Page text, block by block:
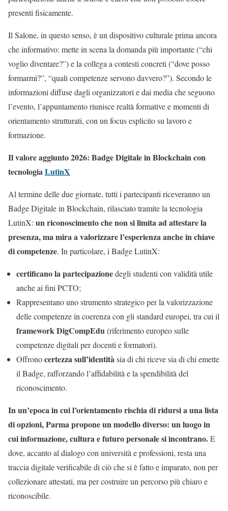
presenti fisicamente.
Il Salone, in questo senso, è un dispositivo culturale prima ancora
che informativo: mette in scena la domanda più importante (“chi
voglio diventare?”) e la collega a contesti concreti (“dove posso
formarmi?”, “quali competenze servono davvero?”). Secondo le
informazioni diffuse dagli organizzatori e dai media che seguono
l’evento, l’appuntamento riunisce realtà formative e momenti di
orientamento strutturati, con un focus esplicito su lavoro e
formazione.
Il valore aggiunto 2026: Badge Digitale in Blockchain con
tecnologiaLutinX
Al termine delle due giornate, tutti i partecipanti riceveranno un
Badge Digitale in Blockchain, rilasciato tramite la tecnologia
LutinX: un riconoscimento che non si limita ad attestare la
presenza, ma mira a valorizzare l’esperienza anche in chiave
di competenze. In particolare, i Badge LutinX:
certificano la partecipazionedegli studenti con validità utile
anche ai fini PCTO;
Rappresentano uno strumento strategico per la valorizzazione
delle competenze in coerenza con gli standard europei, tra cui il
framework DigCompEdu(riferimento europeo sulle
competenze digitali per docenti e formatori).
Offronocertezza sull’identitàsia di chi riceve sia di chi emette
il Badge, rafforzando l’affidabilità e la spendibilità del
riconoscimento.
In un’epoca in cui l’orientamento rischia di ridursi a una lista
di opzioni, Parma propone un modello diverso: un luogo in
cui informazione, cultura e futuro personale si incontrano.E
dove, accanto al dialogo con università e professioni, resta una
traccia digitale verificabile di ciò che si è fatto e imparato, non per
collezionare attestati, ma per costruire un percorso più chiaro e
riconoscibile.